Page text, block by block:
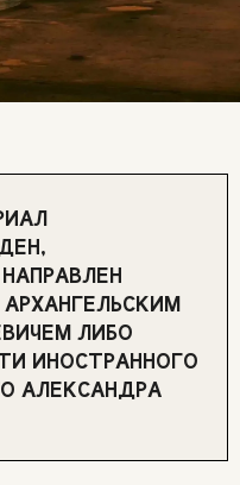
ЛИБО
ИНОСТРАННОГО
АЛЕКСАНДРА